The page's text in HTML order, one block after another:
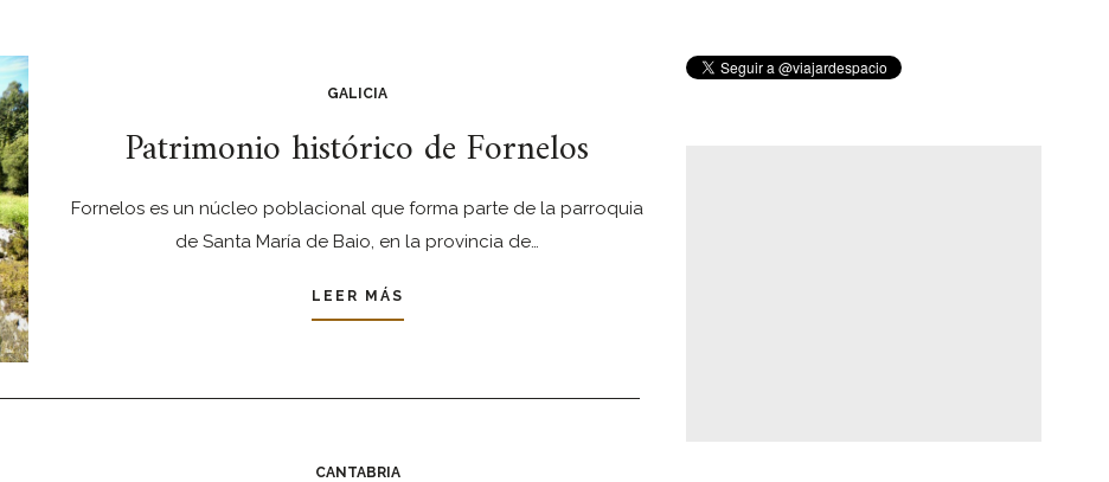
GALICIA
Patrimonio histórico de Fornelos
Fornelos es un núcleo poblacional que forma parte de la parroquia
de Santa María de Baio, en la provincia de…
LEER MÁS
CANTABRIA